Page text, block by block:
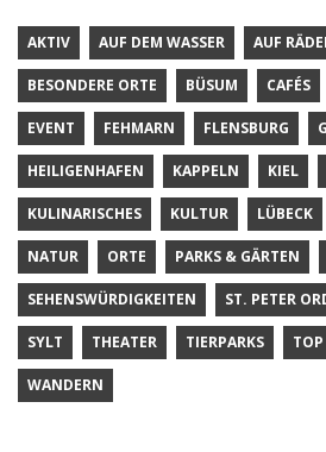
AKTIV AUF DEM WASSER AUF
BESONDERE ORTE BÜSUM CAFÉS
EVENT FEHMARN FLENSBURG
HEILIGENHAFEN KAPPELN KIEL
KULINARISCHES KULTUR LÜBECK
NATUR ORTE PARKS & GÄRTEN
SEHENSWÜRDIGKEITEN ST. PETER
SYLT THEATER TIERPARKS
WANDERN